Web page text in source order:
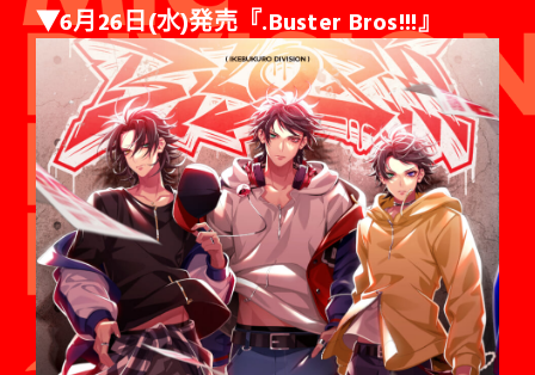
▼6月26日(水)発売『.Buster Bros!!!』